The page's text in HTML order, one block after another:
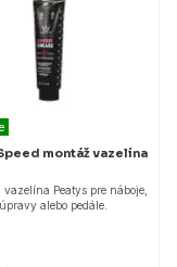
montáž vazelína
vazelína Peatys pre náboje,
alebo pedále.